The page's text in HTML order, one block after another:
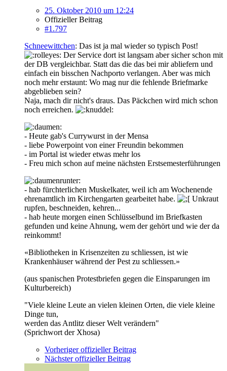
25. Oktober 2010 um 12:24
Offizieller Beitrag
#1.797
Schneewittchen: Das ist ja mal wieder so typisch Post!
Der Service dort ist langsam aber sicher schon mit
der DB vergleichbar. Statt das die das bei mir abliefern und
einfach ein bisschen Nachporto verlangen. Aber was mich
noch mehr erstaunt: Wo mag nur die fehlende Briefmarke
abgeblieben sein?
Naja, mach dir nicht's draus. Das Päckchen wird mich schon
noch erreichen.
- Heute gab's Currywurst in der Mensa
- liebe Powerpoint von einer Freundin bekommen
- im Portal ist wieder etwas mehr los
- Freu mich schon auf meine nächsten Erstsemesterführungen
- hab fürchterlichen Muskelkater, weil ich am Wochenende
ehrenamtlich im Kirchengarten gearbeitet habe.
Unkraut
rupfen, beschneiden, kehren...
- hab heute morgen einen Schlüsselbund im Briefkasten
gefunden und keine Ahnung, wem der gehört und wie der da
reinkommt!
«Bibliotheken in Krisenzeiten zu schliessen, ist wie
Krankenhäuser während der Pest zu schliessen.»
(aus spanischen Protestbriefen gegen die Einsparungen im
Kulturbereich)
"Viele kleine Leute an vielen kleinen Orten, die viele kleine
Dinge tun,
werden das Antlitz dieser Welt verändern"
(Sprichwort der Xhosa)
Vorheriger offizieller Beitrag
Nächster offizieller Beitrag